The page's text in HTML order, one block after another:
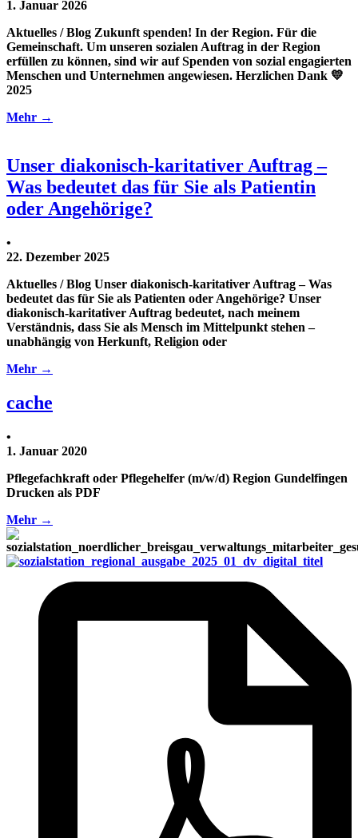
1. Januar 2026
Aktuelles / Blog Zukunft spenden! In der Region. Für die
Gemeinschaft. Um unseren sozialen Auftrag in der Region
erfüllen zu können, sind wir auf Spenden von sozial engagierten
Menschen und Unternehmen angewiesen. Herzlichen Dank 💛
2025
Mehr →
Unser diakonisch-karitativer Auftrag –
Was bedeutet das für Sie als Patientin
oder Angehörige?
•
22. Dezember 2025
Aktuelles / Blog Unser diakonisch-karitativer Auftrag – Was
bedeutet das für Sie als Patienten oder Angehörige? Unser
diakonisch-karitativer Auftrag bedeutet, nach meinem
Verständnis, dass Sie als Mensch im Mittelpunkt stehen –
unabhängig von Herkunft, Religion oder
Mehr →
cache
•
1. Januar 2020
Pflegefachkraft oder Pflegehelfer (m/w/d) Region Gundelfingen
Drucken als PDF
Mehr →